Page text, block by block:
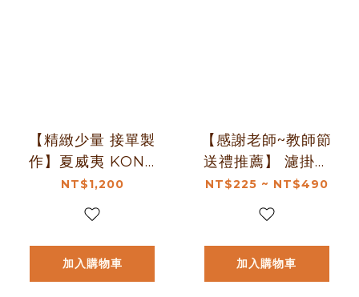
【精緻少量 接單製
作】夏威夷 KONA
可娜 ALOHA
STAR 濾掛咖啡包
NT$1,200
加入購物車
【感謝老師~教師節
送禮推薦】 濾掛耳
咖啡包 5包 袋裝 教
師節禮盒10包｜濾
掛咖啡五入｜浸泡
咖啡五入｜濾掛+浸
泡十入禮盒｜暖窩
NT$225 ~ NT$490
加入購物車